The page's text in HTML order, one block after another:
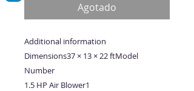
Agotado
Additional information
Dimensions37 × 13 × 22 ftModel
Number
1.5 HP Air Blower1